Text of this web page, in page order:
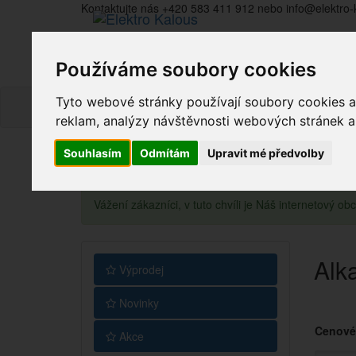
Používáme soubory cookies
Tyto webové stránky používají soubory cookies
reklam, analýzy návštěvnosti webových stránek
Souhlasím Odmítám Upravit mé předvolby
Kontaktujte nás +420 583 411 912 nebo
Vážení zákazníci, v tuto chvíli je Náš internetový
Výprodej
Novinky
Akce